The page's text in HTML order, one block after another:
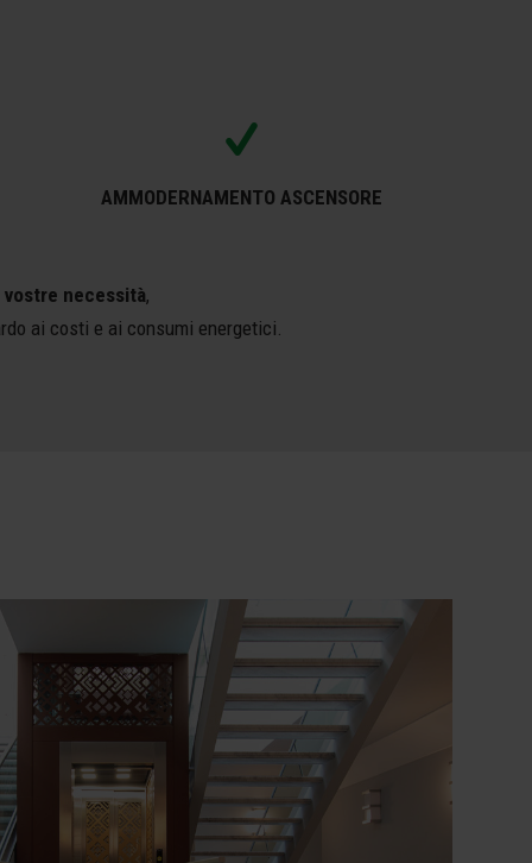
AMMODERNAMENTO ASCENSORE
vostre necessità,
ai costi e ai consumi energetici.